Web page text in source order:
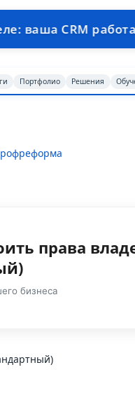
без
Портфолио Решения
права
бизнеса